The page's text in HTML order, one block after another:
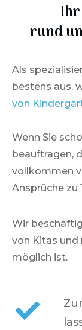
rund
Als
bestens aus,
von
Wenn Sie
beauftragen,
vollkommen
Ansprüche zu
Wir
von Kitas und
möglich ist.